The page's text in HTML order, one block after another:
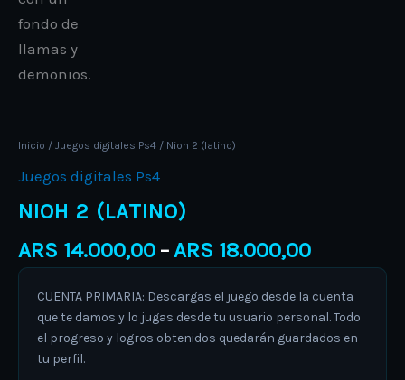
Inicio / Juegos digitales Ps4 / Nioh 2 (latino)
Juegos digitales Ps4
NIOH 2 (LATINO)
ARS 14.000,00 –ARS 18.000,00
CUENTA PRIMARIA: Descargas el juego desde la cuenta
que te damos y lo jugas desde tu usuario personal. Todo
el progreso y logros obtenidos quedarán guardados en
tu perfil.